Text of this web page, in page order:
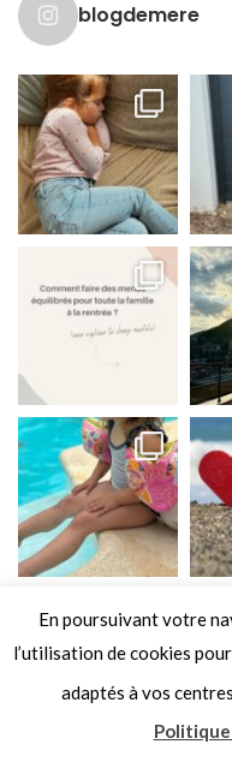
blogdemere
En poursuivant votre
l’utilisation de cookies
adaptés à vos